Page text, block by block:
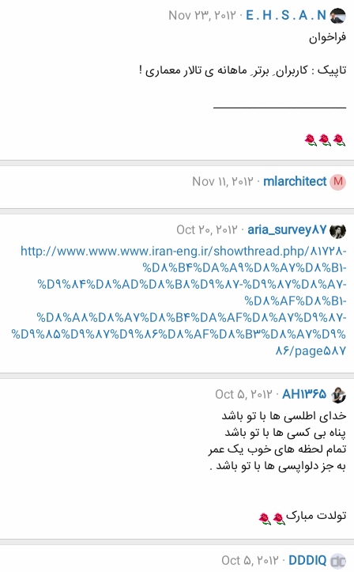
E . H . S . A . N
Nov 23, 2012
فراخوان
تاپیک : کاربران ِ برتر ِ ماهانه ی تالار معماری !
________________________
M
mlarchitect
Nov 11, 2012
aria_survey87
Oct 20, 2012
http://www.www.www.iran-eng.ir/showthread.php/81728-
%D8%B4%DA%A9%D8%A7%D8%B1-
%D9%84%D8%AD%D8%B8%D9%87-%D9%87%D8%A7-
%D8%AF%D8%B1-
%D8%A8%D8%A7%D8%B4%DA%AF%D8%A7%D9%87-
%D9%85%D9%87%D9%86%D8%AF%D8%B3%D8%A7%D9%
86/page587
AH1365
Oct 5, 2012
خدای اطلسی ها با تو باشد
پناه بی کسی ها با تو باشد
تمام لحظه های خوب یک عمر
به جز دلواپسی ها با تو باشد .
تولدت مبارک
DDDIQ
Oct 5, 2012